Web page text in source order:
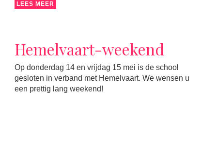
LEES MEER
Hemelvaart-weekend
Op donderdag 14 en vrijdag 15 mei is de school
gesloten in verband met Hemelvaart. We wensen u
een prettig lang weekend!